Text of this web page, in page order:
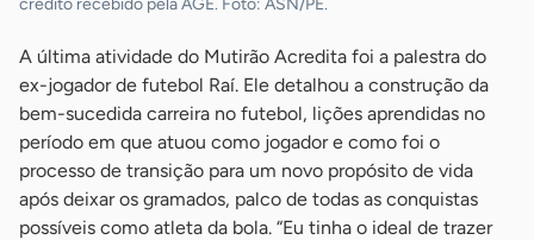
A última atividade do Mutirão Acredita foi a palestra do
ex-jogador de futebol Raí. Ele detalhou a construção da
bem-sucedida carreira no futebol, lições aprendidas no
período em que atuou como jogador e como foi o
processo de transição para um novo propósito de vida
após deixar os gramados, palco de todas as conquistas
possíveis como atleta da bola. “Eu tinha o ideal de trazer